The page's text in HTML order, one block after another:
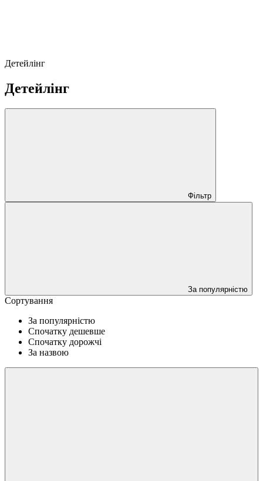
Детейлінг
Детейлінг
Фільтр
За популярністю
Сортування
За популярністю
Спочатку дешевше
Спочатку дорожчі
За назвою